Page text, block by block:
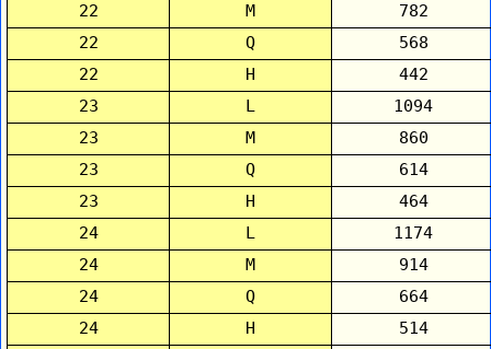
22
M
782
22
Q
568
22
H
442
23
L
1094
23
M
860
23
Q
614
23
H
464
24
L
1174
24
M
914
24
Q
664
24
H
514